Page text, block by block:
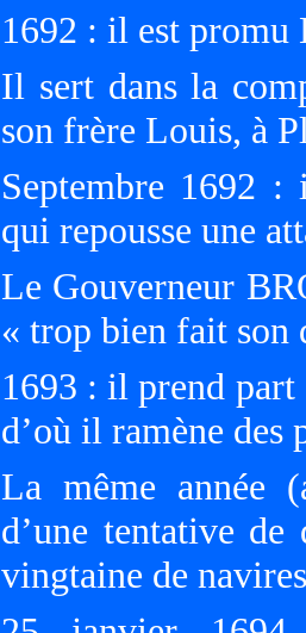
1692 : il est promu
Il sert dans la
son frère Louis, à
Septembre 1692 :
qui repousse une
Le Gouverneur
« trop bien fait son
1693 : il prend
d’où il ramène des
La même année
d’une tentative de
vingtaine de